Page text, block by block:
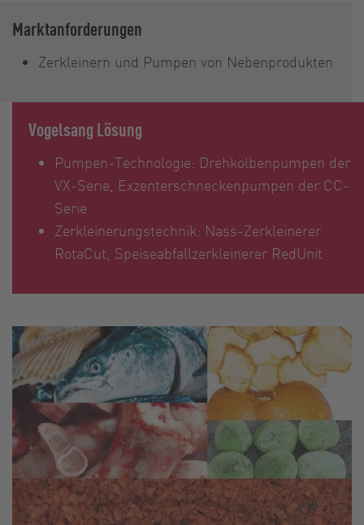
Marktanforderungen
Zerkleinern und Pumpen von Nebenprodukten
Vogelsang Lösung
Pumpen-Technologie: Drehkolbenpumpen der
VX-Serie, Exzenterschneckenpumpen der CC-
Serie
Zerkleinerungstechnik: Nass-Zerkleinerer
RotaCut, Speiseabfallzerkleinerer RedUnit